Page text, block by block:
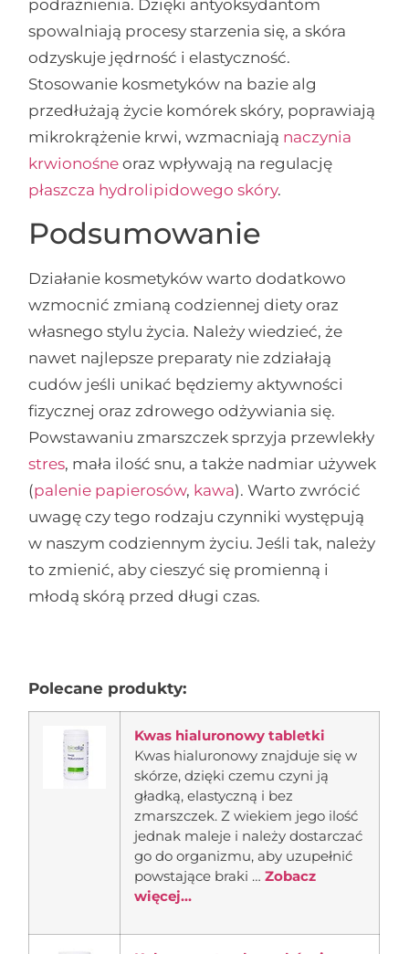
podrażnienia. Dzięki antyoksydantom
spowalniają procesy starzenia się, a skóra
odzyskuje jędrność i elastyczność.
Stosowanie kosmetyków na bazie alg
przedłużają życie komórek skóry, poprawiają
mikrokrążenie krwi, wzmacniają naczynia
krwionośne oraz wpływają na regulację
płaszcza hydrolipidowego skóry.
Podsumowanie
Działanie kosmetyków warto dodatkowo
wzmocnić zmianą codziennej diety oraz
własnego stylu życia. Należy wiedzieć, że
nawet najlepsze preparaty nie zdziałają
cudów jeśli unikać będziemy aktywności
fizycznej oraz zdrowego odżywiania się.
Powstawaniu zmarszczek sprzyja przewlekły
stres, mała ilość snu, a także nadmiar używek
(palenie papierosów, kawa). Warto zwrócić
uwagę czy tego rodzaju czynniki występują
w naszym codziennym życiu. Jeśli tak, należy
to zmienić, aby cieszyć się promienną i
młodą skórą przed długi czas.
Polecane produkty:
Kwas hialuronowy tabletki
Kwas hialuronowy znajduje się w
skórze, dzięki czemu czyni ją
gładką, elastyczną i bez
zmarszczek. Z wiekiem jego ilość
jednak maleje i należy dostarczać
go do organizmu, aby uzupełnić
powstające braki …Zobacz
więcej...